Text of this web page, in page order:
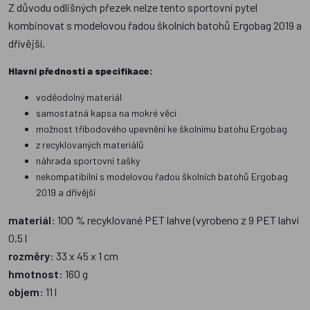
Z důvodu odlišných přezek nelze tento sportovní pytel
kombinovat s modelovou řadou školních batohů Ergobag 2019 a
dřívější.
Hlavní přednosti a specifikace:
voděodolný materiál
samostatná kapsa na mokré věci
možnost tříbodového upevnění ke školnímu batohu Ergobag
z recyklovaných materiálů
náhrada sportovní tašky
nekompatibilní s modelovou řadou školních batohů Ergobag
2019 a dřívější
materiál: 100 % recyklované PET lahve (vyrobeno z 9 PET lahví
0,5 l
rozměry: 33 x 45 x 1 cm
hmotnost: 160 g
objem: 11 l